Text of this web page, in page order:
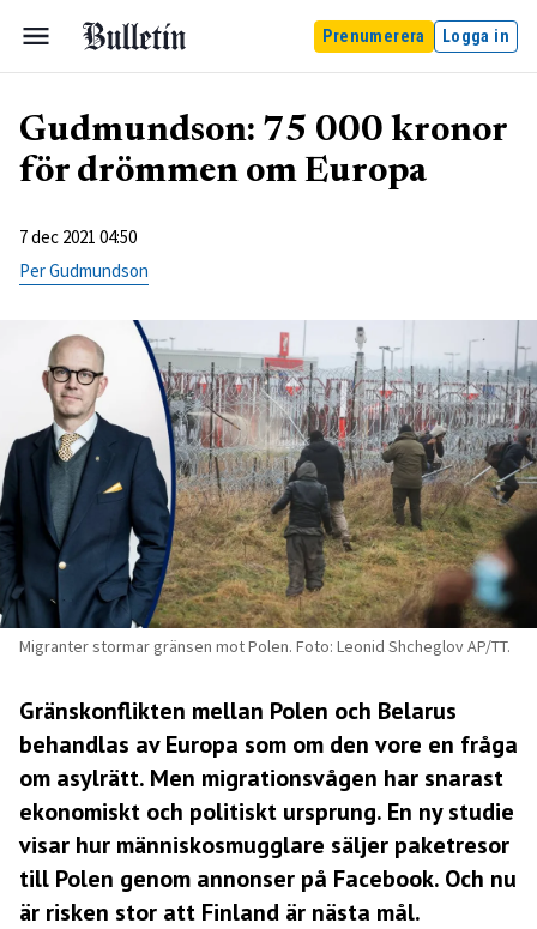
Prenumerera Logga in
Gudmundson: 75 000 kronor
för drömmen om Europa
7 dec 2021 04:50
Per Gudmundson
Migranter stormar gränsen mot Polen. Foto: Leonid Shcheglov AP/TT.
Gränskonflikten mellan Polen och Belarus
behandlas av Europa som om den vore en fråga
om asylrätt. Men migrationsvågen har snarast
ekonomiskt och politiskt ursprung. En ny studie
visar hur människosmugglare säljer paketresor
till Polen genom annonser på Facebook. Och nu
är risken stor att Finland är nästa mål.